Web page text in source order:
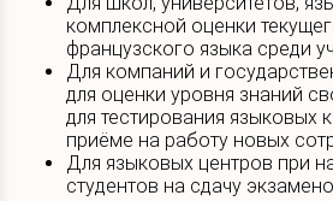
комплексной оценки
французского языка среди
Для компаний и
для оценки уровня знаний
для тестирования языковых
приёме на работу новых
Для языковых центров при
студентов на сдачу